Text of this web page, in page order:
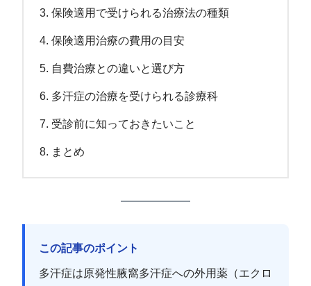
保険適用で受けられる治療法の種類
保険適用治療の費用の目安
自費治療との違いと選び方
多汗症の治療を受けられる診療科
受診前に知っておきたいこと
まとめ
この記事のポイント
多汗症は原発性腋窩多汗症への外用薬（エクロ